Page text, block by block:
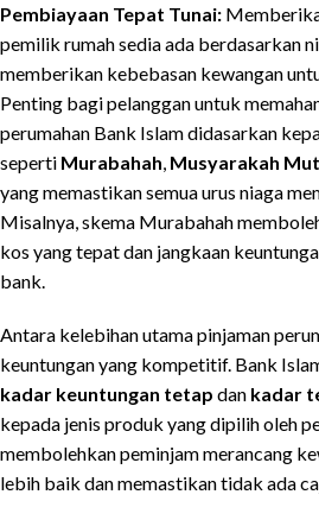
Pembiayaan Tepat Tunai:
pemilik rumah sedia ada berdasarkan
memberikan kebebasan kewangan
Penting bagi pelanggan untuk
perumahan Bank Islam didasarkan
seperti Murabahah Musyarakah
yang memastikan semua urus niaga
Misalnya, skema Murabahah
kos yang tepat dan jangkaan
bank.
Antara kelebihan utama pinjaman
keuntungan yang kompetitif. Bank
kadar keuntungan tetap dan kadar
kepada jenis produk yang dipilih oleh
membolehkan peminjam merancang
lebih baik dan memastikan tidak ada